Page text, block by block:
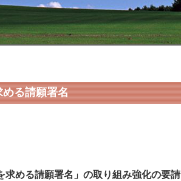
る請願署名
求める請願署名」の取り組み強化の要請